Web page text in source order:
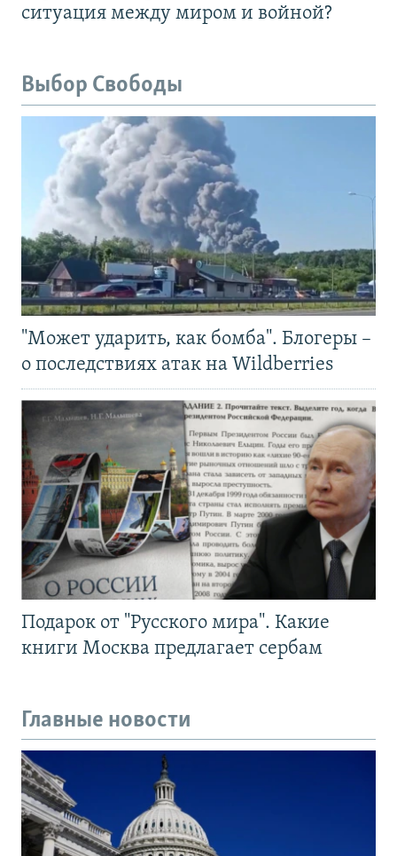
ситуация между миром и войной?
Выбор Свободы
"Может ударить, как бомба". Блогеры –
о последствиях атак на Wildberries
Подарок от "Русского мира". Какие
книги Москва предлагает сербам
Главные новости